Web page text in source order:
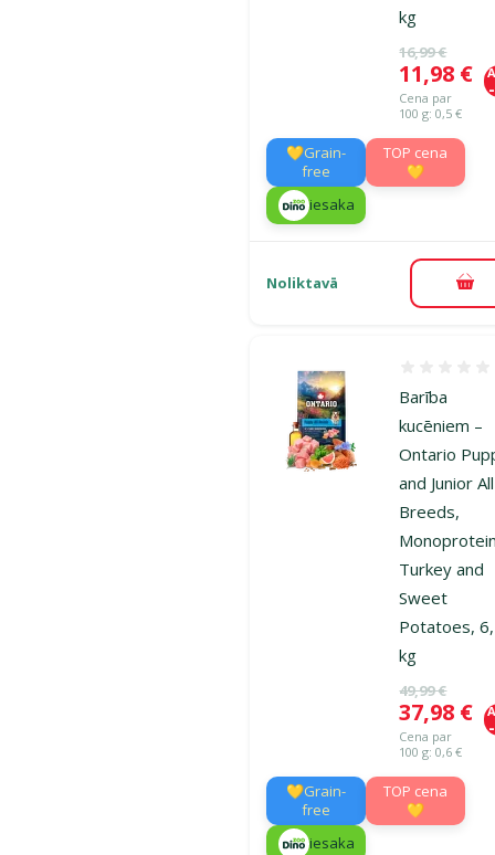
kg
Oriģinālā
16,99 €
Cena
11,98 €
Cena par
100 g: 0,5 €
💛Grain-
free
TOP cena
💛
iesaka
Noliktavā
Barība
kucēniem –
Ontario
and Junior All
Breeds,
Turkey and
Sweet
Potatoes,
kg
Oriģinālā
49,99 €
Cena
37,98 €
Cena par
100 g: 0,6 €
💛Grain-
free
TOP cena
💛
iesaka